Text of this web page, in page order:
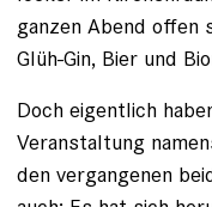
ganzen Abend offen
Glüh-Gin, Bier und
Doch eigentlich
Veranstaltung
den vergangenen